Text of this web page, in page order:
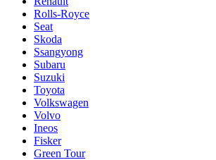
Rolls-Royce
Seat
Skoda
Ssangyong
Subaru
Suzuki
Toyota
Volkswagen
Volvo
Ineos
Fisker
Green Tour